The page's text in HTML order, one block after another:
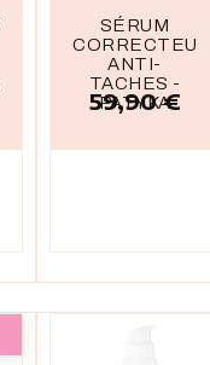
SÉRUM
CORRECTEUR
ANTI-
TACHES -
PATYKA
Prix
59,90 €